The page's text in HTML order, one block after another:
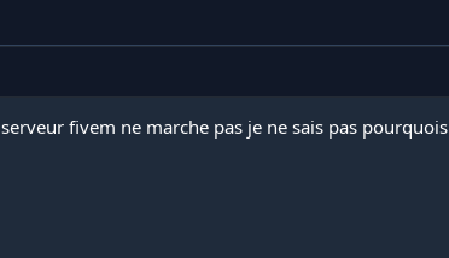
fivem ne marche pas je ne sais pas pourquois